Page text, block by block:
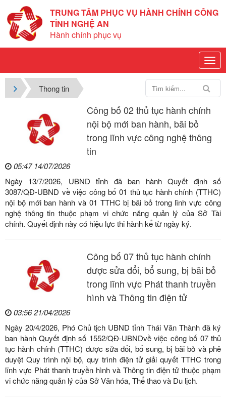
TRUNG TÂM PHỤC VỤ HÀNH CHÍNH CÔNG
TỈNH NGHỆ AN
Hành chính phục vụ
Thong tin
Công bố 02 thủ tục hành chính
nội bộ mới ban hành, bãi bỏ
trong lĩnh vực công nghệ thông
tin
05:47 14/07/2026
Ngày 13/7/2026, UBND tỉnh đã ban hành Quyết định số
3087/QĐ-UBND về việc công bố 01 thủ tục hành chính (TTHC)
nội bộ mới ban hành và 01 TTHC bị bãi bỏ trong lĩnh vực công
nghệ thông tin thuộc phạm vi chức năng quản lý của Sở Tài
chính. Quyết định này có hiệu lực thi hành kể từ ngày ký.
Công bố 07 thủ tục hành chính
được sửa đổi, bổ sung, bị bãi bỏ
trong lĩnh vực Phát thanh truyền
hình và Thông tin điện tử
03:56 21/04/2026
Ngày 20/4/2026, Phó Chủ tịch UBND tỉnh Thái Văn Thành đã ký
ban hành Quyết định số 1552/QĐ-UBNDvề việc công bố 07 thủ
tục hành chính (TTHC) được sửa đổi, bổ sung, bị bãi bỏ và phê
duyệt Quy trình nội bộ, quy trình điện tử giải quyết TTHC trong
lĩnh vực Phát thanh truyền hình và Thông tin điện tử thuộc phạm
vi chức năng quản lý của Sở Văn hóa, Thể thao và Du lịch.